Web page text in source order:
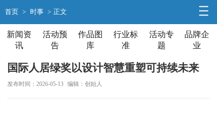
首页 > 时事 > 正文
新闻资
讯
活动预
告
作品图
库
行业标
准
活动专
题
品牌企
业
国际人居绿奖以设计智慧重塑可持续未来
发布时间：2026-05-13 编辑：创始人